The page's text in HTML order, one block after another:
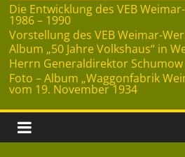
Die Entwicklung des VEB
1986 – 1990
Vorstellung des VEB Weimar-
Album „50 Jahre Volkshaus“ in
Herrn Generaldirektor
Foto – Album „Waggonfabrik
vom 19. November 1934